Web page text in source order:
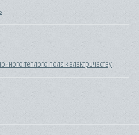
теплого пола к электричеству